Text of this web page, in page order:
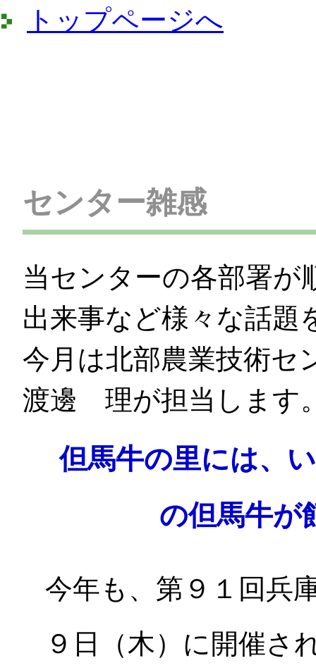
トップページへ
センター雑感
当センターの各部署が
出来事など様々な話題
今月は北部農業技術
渡邊 理が担当します
但馬牛の里には、
の但馬牛が
今年も、第９１回兵
９日（木）に開催さ